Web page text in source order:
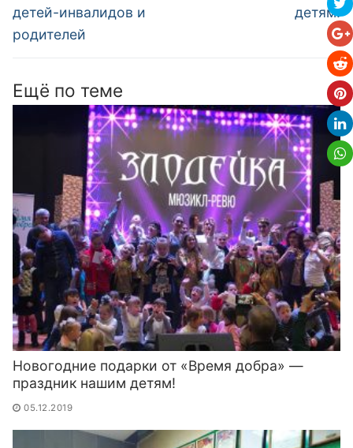
детей-инвалидов и
родителей
детям!
Ещё по теме
Новогодние подарки от «Время добра» —
праздник нашим детям!
05.12.2019